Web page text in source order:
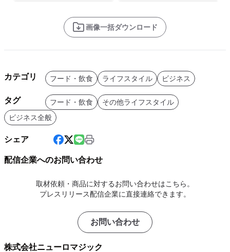
画像一括ダウンロード
カテゴリ フード・飲食 ライフスタイル ビジネス
タグ フード・飲食
その他ライフスタイル
ビジネス全般
シェア
配信企業へのお問い合わせ
取材依頼・商品に対するお問い合わせはこちら。
プレスリリース配信企業に直接連絡できます。
お問い合わせ
株式会社ニューロマジック